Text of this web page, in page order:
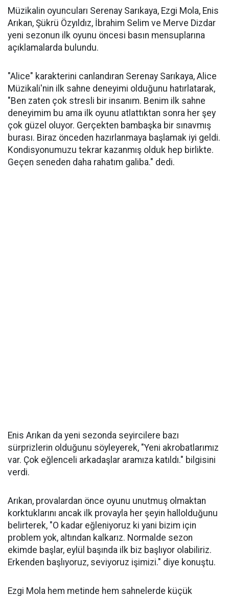
Müzikalin oyuncuları Serenay Sarıkaya, Ezgi Mola, Enis
Arıkan, Şükrü Özyıldız, İbrahim Selim ve Merve Dizdar
yeni sezonun ilk oyunu öncesi basın mensuplarına
açıklamalarda bulundu.
"Alice" karakterini canlandıran Serenay Sarıkaya, Alice
Müzikali'nin ilk sahne deneyimi olduğunu hatırlatarak,
"Ben zaten çok stresli bir insanım. Benim ilk sahne
deneyimim bu ama ilk oyunu atlattıktan sonra her şey
çok güzel oluyor. Gerçekten bambaşka bir sınavmış
burası. Biraz önceden hazırlanmaya başlamak iyi geldi.
Kondisyonumuzu tekrar kazanmış olduk hep birlikte.
Geçen seneden daha rahatım galiba." dedi.
Enis Arıkan da yeni sezonda seyircilere bazı
sürprizlerin olduğunu söyleyerek, "Yeni akrobatlarımız
var. Çok eğlenceli arkadaşlar aramıza katıldı." bilgisini
verdi.
Arıkan, provalardan önce oyunu unutmuş olmaktan
korktuklarını ancak ilk provayla her şeyin hallolduğunu
belirterek, "O kadar eğleniyoruz ki yani bizim için
problem yok, altından kalkarız. Normalde sezon
ekimde başlar, eylül başında ilk biz başlıyor olabiliriz.
Erkenden başlıyoruz, seviyoruz işimizi." diye konuştu.
Ezgi Mola hem metinde hem sahnelerde küçük